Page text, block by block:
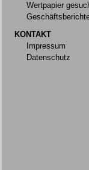
Wertpapier
KONTAKT
Impressum
Datenschutz